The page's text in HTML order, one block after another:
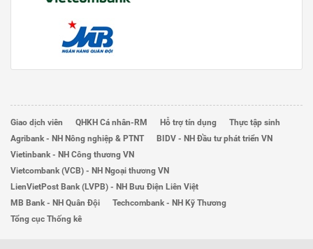
Giao dịch viên QHKH Cá nhân-RM Hỗ trợ tín dụng
Thực tập sinh
Agribank - NH Nông nghiệp & PTNT
BIDV - NH Đầu tư phát triển VN
Vietinbank - NH Công thương VN
Vietcombank (VCB) - NH Ngoại thương VN
LienVietPost Bank (LVPB) - NH Bưu Điện Liên Việt
MB Bank - NH Quân Đội
Techcombank - NH Kỹ Thương
Tổng cục Thống kê